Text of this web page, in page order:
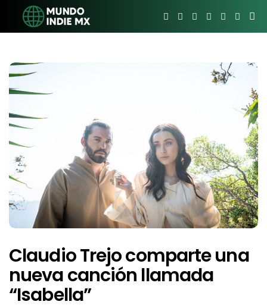
Claudio Trejo comparte una
nueva canción llamada
“Isabella”